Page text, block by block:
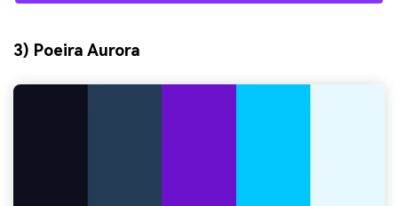
3) Poeira Aurora